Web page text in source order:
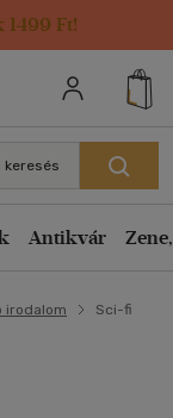
1499 Ft!
keresés
Antikvár
irodalom Sci-fi